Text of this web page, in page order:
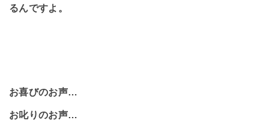
るんですよ。
お喜びのお声…
お叱りのお声…